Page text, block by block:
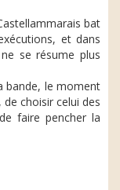
bat
et dans
se résume plus
bande, le moment
choisir celui des
faire pencher la